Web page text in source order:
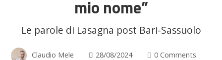
mio nome”
Le parole di Lasagna post Bari-Sassuolo
Claudio Mele 28/08/2024
0 Comments